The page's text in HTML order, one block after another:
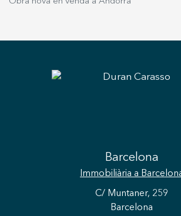
Barcelona
Immobiliària a
C/ Muntaner, 259
Barcelona